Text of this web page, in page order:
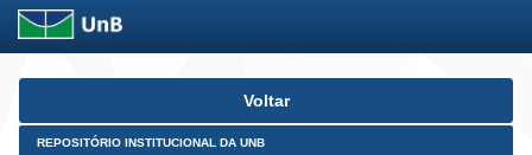
Skip
Voltar
REPOSITÓRIO INSTITUCIONAL DA UNB